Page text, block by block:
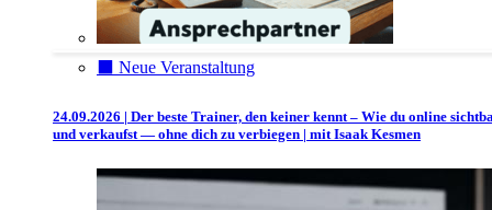
⬛️ Neue Veranstaltung
24.09.2026 | Der beste Trainer, den keiner kennt – Wie du online
und verkaufst — ohne dich zu verbiegen | mit Isaak Kesmen